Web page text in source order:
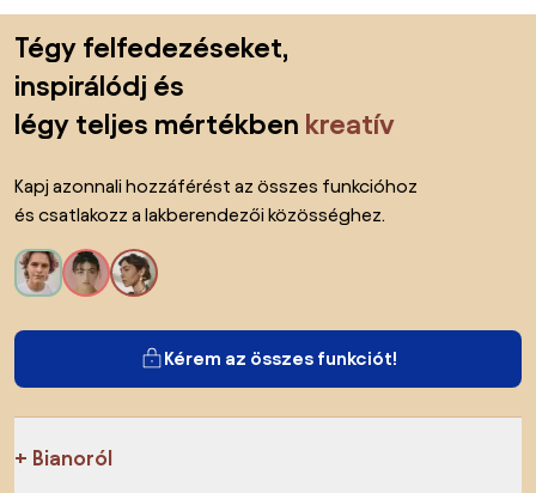
Tégy felfedezéseket,
inspirálódj és
légy teljes mértékben kreatív
Kapj azonnali hozzáférést az összes funkcióhoz
és csatlakozz a lakberendezői közösséghez.
Kérem az összes funkciót!
Bianoról